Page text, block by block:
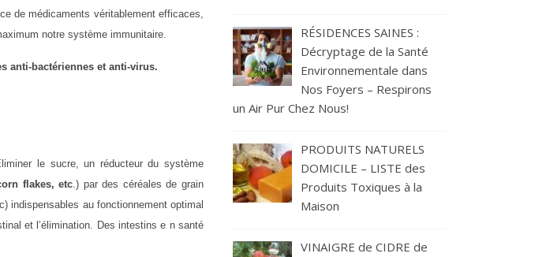
de médicaments véritablement efficaces,
notre système immunitaire.
anti-bactériennes et anti-virus.
le sucre, un réducteur du système
flakes, etc.) par des céréales de grain
indispensables au fonctionnement optimal
et l’élimination. Des intestins e n santé
RÉSIDENCES SAINES :
Décryptage de la Santé
Environnementale dans
Nos Foyers – Respirons
un Air Pur Chez Nous!
PRODUITS NATURELS
DOMICILE – LISTE des
Produits Toxiques à la
Maison
VINAIGRE de CIDRE de